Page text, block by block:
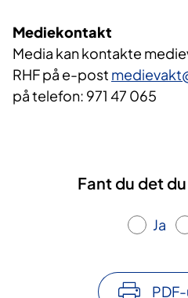
Mediekontakt
Media kan kontakte
RHF på e-post
på telefon: 971 47 065
Fant du det
Ja